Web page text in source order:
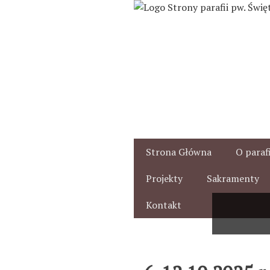
Strona Główna O
Projekty
Sakramenty
Kontakt